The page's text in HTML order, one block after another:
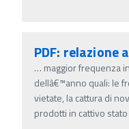
PDF: relazione
… maggior frequenza
dellâ€™anno quali: le
vietate, la cattura di
prodotti in cattivo